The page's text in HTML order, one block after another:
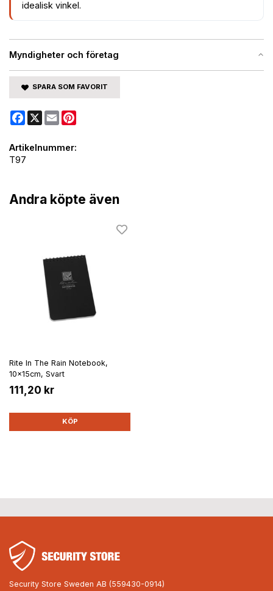
Myndigheter och företag
idealisk vinkel.
SPARA SOM FAVORIT
Facebook
X Email
Artikelnummer:
T97
Andra köpte även
Rite In The Rain Notebook,
10x15cm, Svart
111,20 kr
KÖP
Security Store Sweden AB (559430-0914)